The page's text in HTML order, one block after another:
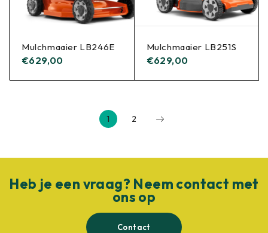
Mulchmaaier LB246E
€629,00
Mulchmaaier LB251S
€629,00
1 2
Heb je een vraag? Neem contact met
ons op
Contact